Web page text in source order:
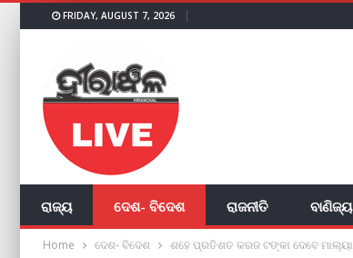
FRIDAY, AUGUST 7, 2026
ରାଜ୍ୟ ଦେଶ- ବିଦେଶ ରାଜନୀତି ବାଣିଜ୍ୟ
Home ଦେଶ- ବିଦେଶ ଶହେ ପ୍ରତିଶତ କରଜ ଟଙ୍କା ଦେବେ ମାଲ୍ୟା